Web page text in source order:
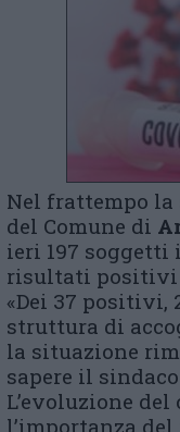
Nel frattempo
del Comune di
ieri 197 soggetti
risultati positivi
«Dei 37 positivi,
struttura di
la situazione
sapere il
L’evoluzione
l’importanza